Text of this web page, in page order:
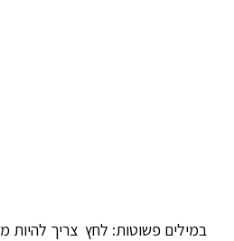
במילים פשוטות: לחץ צריך להיות